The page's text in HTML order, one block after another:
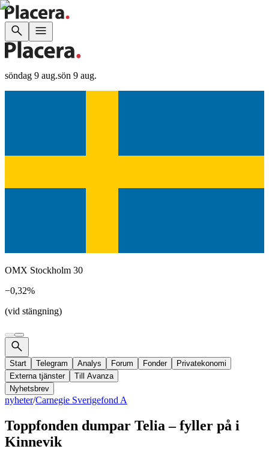
söndag 9 aug.sön 9 aug.
OMX Stockholm 30
−0,32%
(vid stängning)
Start Telegram Analys Forum Fonder
Privatekonomi
Externa tjänster
Till Avanza
Nyhetsbrev
nyheter/Carnegie Sverigefond A
Toppfonden dumpar Telia – fyller på i
Kinnevik